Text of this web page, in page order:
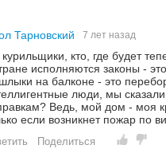
Тарновский 7 лет назад
курильщики, кто, где будет
исполняются законы -
на балконе - это
люди, мы
Ведь, мой дом - моя
если возникнет пожар по
Поделиться